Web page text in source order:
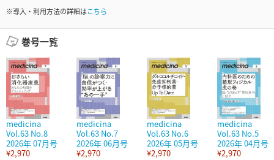
※導入・利用方法の詳細はこちら
巻号一覧
medicina
Vol.63 No.8
2026年 07月号
¥2,970
medicina
Vol.63 No.7
2026年 06月号
¥2,970
medicina
Vol.63 No.6
2026年 05月号
¥2,970
medicina
Vol.63 No.5
2026年 04月号
¥2,970